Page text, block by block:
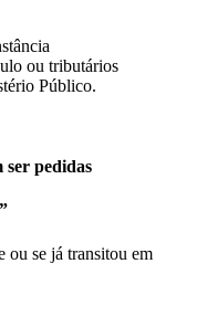
ou tributários
Público.
ser pedidas
ou se já transitou em